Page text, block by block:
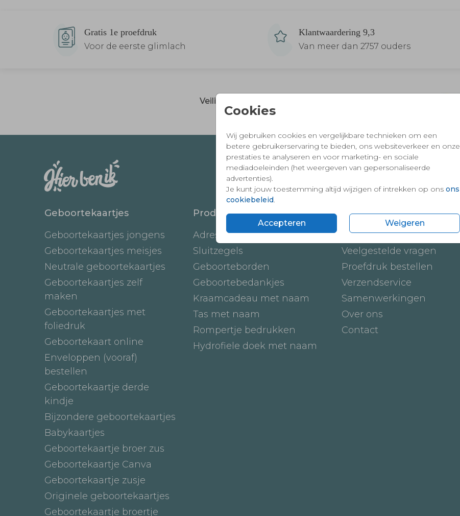
Cookies
Wij gebruiken cookies en vergelijkbare technieken om een
betere gebruikerservaring te bieden, ons websiteverkeer en onze
prestaties te analyseren en voor marketing- en sociale
mediadoeleinden (het weergeven van gepersonaliseerde
advertenties).
Je kunt jouw toestemming altijd wijzigen of intrekken op ons ons
cookiebeleid
Accepteren Weigeren
Gratis 1e proefdruk
Voor de eerste glimlach
Klantwaardering 9,3
Van meer dan 2757 ouders
Veilig en vertrouwd winkelen en betalen
Geboortekaartjes
Geboortekaartjes jongens
Geboortekaartjes meisjes
Neutrale geboortekaartjes
Geboortekaartjes zelf
maken
Geboortekaartjes met
foliedruk
Geboortekaart online
Enveloppen (vooraf)
bestellen
Geboortekaartje derde
kindje
Bijzondere geboortekaartjes
Babykaartjes
Geboortekaartje broer zus
Geboortekaartje Canva
Geboortekaartje zusje
Originele geboortekaartjes
Geboortekaartje broertje
Producten
Adresstickers
Sluitzegels
Geboorteborden
Geboortebedankjes
Kraamcadeau met naam
Tas met naam
Rompertje bedrukken
Hydrofiele doek met naam
Onze service
Hoe werkt het
Veelgestelde vragen
Proefdruk bestellen
Verzendservice
Samenwerkingen
Over ons
Contact